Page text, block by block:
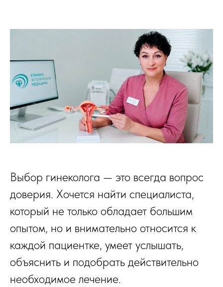
Выбор гинеколога — это всегда вопрос
доверия. Хочется найти специалиста,
который не только обладает большим
опытом, но и внимательно относится к
каждой пациентке, умеет услышать,
объяснить и подобрать действительно
необходимое лечение.